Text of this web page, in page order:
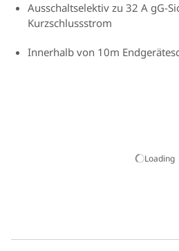
Loading
Ausschaltselektiv zu 32 A gG-
Kurzschlussstrom
Innerhalb von 10m